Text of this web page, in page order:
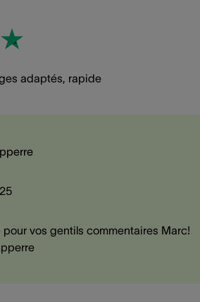
adaptés, rapide
vos gentils commentaires Marc!